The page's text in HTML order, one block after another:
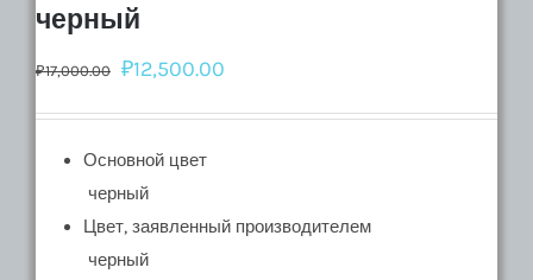
черный
₽17,000.00 ₽12,500.00
Основной цвет
черный
Цвет, заявленный производителем
черный